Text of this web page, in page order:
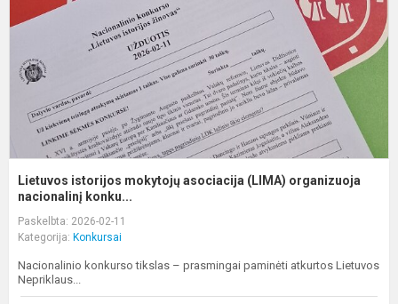
Lietuvos istorijos mokytojų asociacija (LIMA) organizuoja
nacionalinį konku...
Paskelbta: 2026-02-11
Kategorija: Konkursai
Nacionalinio konkurso tikslas – prasmingai paminėti atkurtos Lietuvos
Nepriklaus...